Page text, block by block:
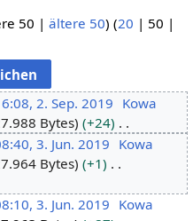
50 | ältere 50) (20 | 50 |
2. Sep. 2019 Kowa
Bytes
+24
3. Jun. 2019
Kowa
Bytes
+1
3. Jun. 2019
Kowa